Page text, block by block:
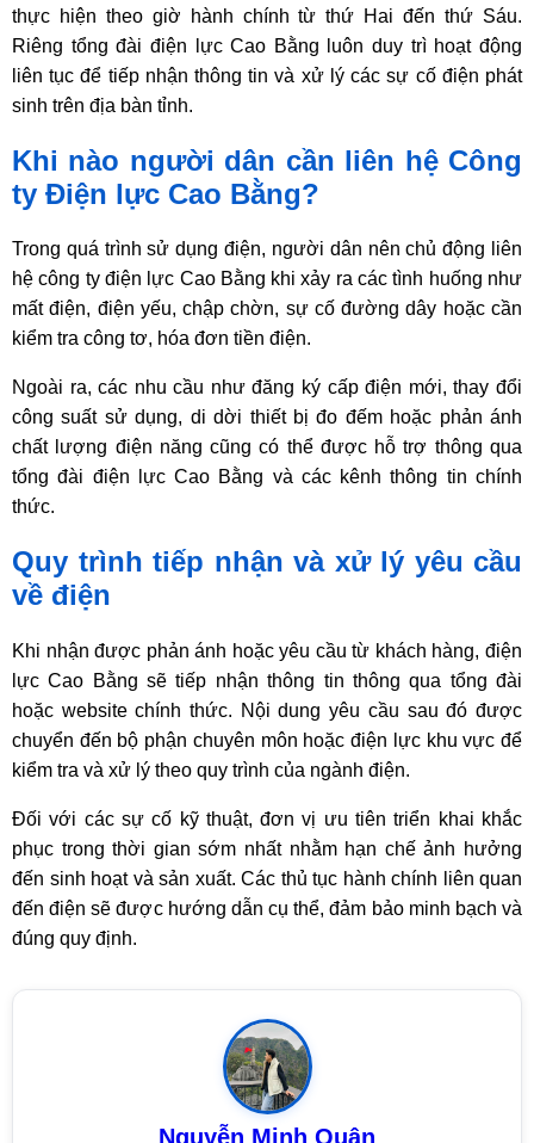
thực hiện theo giờ hành chính từ thứ Hai đến thứ Sáu.
Riêng tổng đài điện lực Cao Bằng luôn duy trì hoạt động
liên tục để tiếp nhận thông tin và xử lý các sự cố điện phát
sinh trên địa bàn tỉnh.
Khi nào người dân cần liên hệ Công
ty Điện lực Cao Bằng?
Trong quá trình sử dụng điện, người dân nên chủ động liên
hệ công ty điện lực Cao Bằng khi xảy ra các tình huống như
mất điện, điện yếu, chập chờn, sự cố đường dây hoặc cần
kiểm tra công tơ, hóa đơn tiền điện.
Ngoài ra, các nhu cầu như đăng ký cấp điện mới, thay đổi
công suất sử dụng, di dời thiết bị đo đếm hoặc phản ánh
chất lượng điện năng cũng có thể được hỗ trợ thông qua
tổng đài điện lực Cao Bằng và các kênh thông tin chính
thức.
Quy trình tiếp nhận và xử lý yêu cầu
về điện
Khi nhận được phản ánh hoặc yêu cầu từ khách hàng, điện
lực Cao Bằng sẽ tiếp nhận thông tin thông qua tổng đài
hoặc website chính thức. Nội dung yêu cầu sau đó được
chuyển đến bộ phận chuyên môn hoặc điện lực khu vực để
kiểm tra và xử lý theo quy trình của ngành điện.
Đối với các sự cố kỹ thuật, đơn vị ưu tiên triển khai khắc
phục trong thời gian sớm nhất nhằm hạn chế ảnh hưởng
đến sinh hoạt và sản xuất. Các thủ tục hành chính liên quan
đến điện sẽ được hướng dẫn cụ thể, đảm bảo minh bạch và
đúng quy định.
Nguyễn Minh Quân